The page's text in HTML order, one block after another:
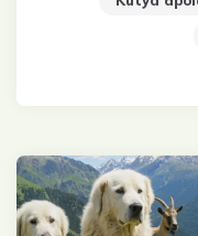
Post
navigation